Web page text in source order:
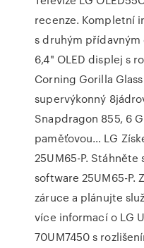
recenze. Kompletní
s druhým
6,4" OLED displej s
Corning Gorilla
supervýkonný
Snapdragon 855, 6
paměťovou… LG
25UM65-P.
software 25UM65-P.
záruce a plánujte
více informací o LG
70UM7450 s